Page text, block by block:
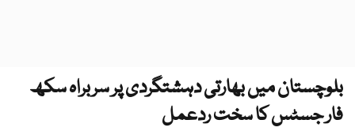
بلوچستان میں بھارتی دہشتگردی پر سربراہ سکھ
فار جسٹس کا سخت ردعمل